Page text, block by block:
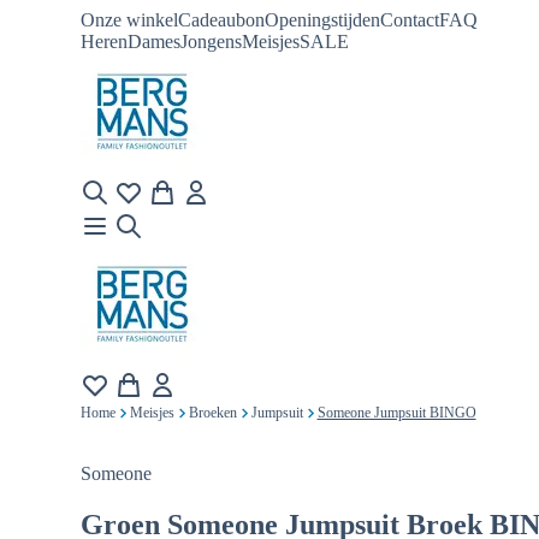
Onze winkelCadeaubonOpeningstijdenContactFAQ
HerenDamesJongensMeisjesSALE
Home Meisjes Broeken Jumpsuit Someone Jumpsuit BINGO
Someone
Groen Someone Jumpsuit Broek